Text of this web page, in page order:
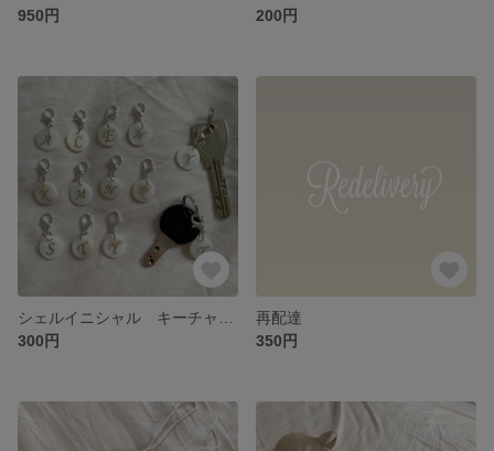
950円
200円
300円
再配達
350円